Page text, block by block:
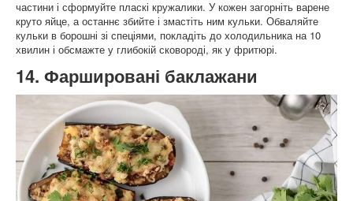
частини і сформуйте пласкі кружалики. У кожен загорніть варене
круто яйце, а останнє збийте і змастіть ним кульки. Обваляйте
кульки в борошні зі спеціями, покладіть до холодильника на 10
хвилин і обсмажте у глибокій сковороді, як у фритюрі.
14. Фаршировані баклажани